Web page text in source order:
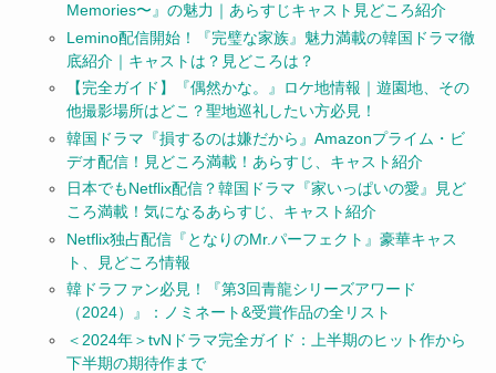
Memories〜』の魅力｜あらすじキャスト見どころ紹介
Lemino配信開始！『完璧な家族』魅力満載の韓国ドラマ徹
底紹介｜キャストは？見どころは？
【完全ガイド】『偶然かな。』ロケ地情報｜遊園地、その
他撮影場所はどこ？聖地巡礼したい方必見！
韓国ドラマ『損するのは嫌だから』Amazonプライム・ビ
デオ配信！見どころ満載！あらすじ、キャスト紹介
日本でもNetflix配信？韓国ドラマ『家いっぱいの愛』見ど
ころ満載！気になるあらすじ、キャスト紹介
Netflix独占配信『となりのMr.パーフェクト』豪華キャス
ト、見どころ情報
韓ドラファン必見！『第3回青龍シリーズアワード
（2024）』：ノミネート&受賞作品の全リスト
＜2024年＞tvNドラマ完全ガイド：上半期のヒット作から
下半期の期待作まで